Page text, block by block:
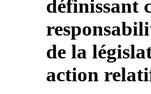
définissant
de la
action